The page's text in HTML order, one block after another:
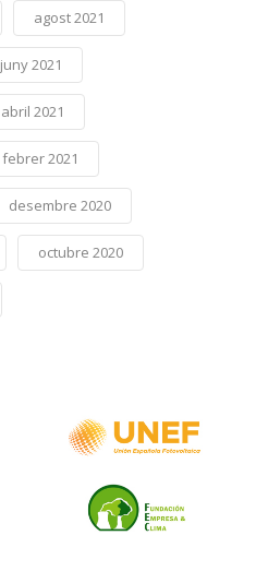
agost 2021
juny 2021
abril 2021
febrer 2021
desembre 2020
octubre 2020